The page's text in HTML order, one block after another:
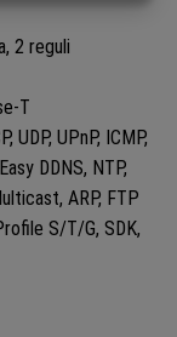
2 reguli
T
UDP, UPnP, ICMP,
DDNS, NTP,
ARP, FTP
S/T/G, SDK,